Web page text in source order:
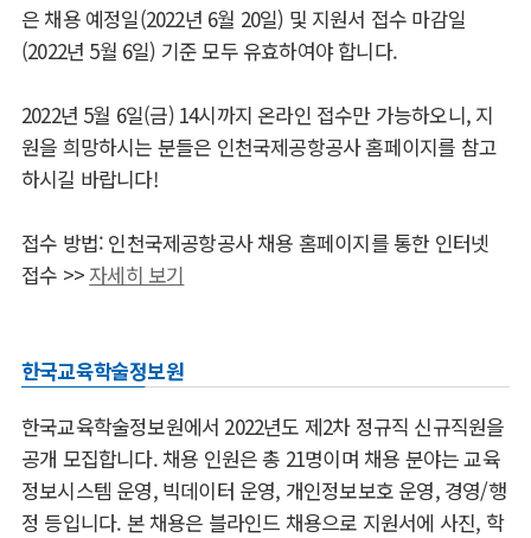
은 채용 예정일(2022년 6월 20일) 및 지원서 접수 마감일
(2022년 5월 6일) 기준 모두 유효하여야 합니다.
2022년 5월 6일(금) 14시까지 온라인 접수만 가능하오니, 지
원을 희망하시는 분들은 인천국제공항공사 홈페이지를 참고
하시길 바랍니다!
접수 방법: 인천국제공항공사 채용 홈페이지를 통한 인터넷
접수 >> 자세히 보기
한국교육학술정보원
한국교육학술정보원에서 2022년도 제2차 정규직 신규직원을
공개 모집합니다. 채용 인원은 총 21명이며 채용 분야는 교육
정보시스템 운영, 빅데이터 운영, 개인정보보호 운영, 경영/행
정 등입니다. 본 채용은 블라인드 채용으로 지원서에 사진, 학